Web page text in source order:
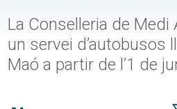
La Conselleria de
un servei d’autobusos
Maó a partir de l’1 de